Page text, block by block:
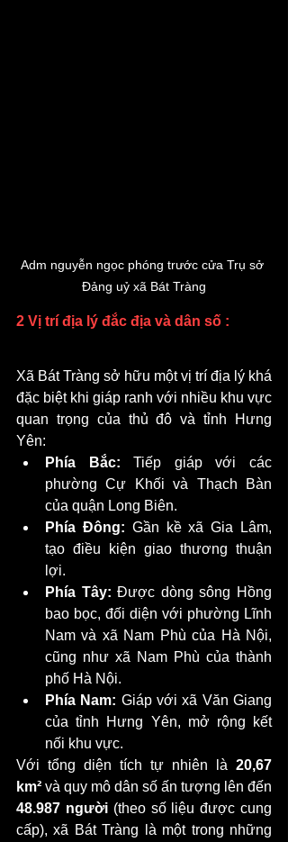
Adm nguyễn ngọc phóng trước cửa Trụ sở
Đảng uỷ xã Bát Tràng
2 Vị trí địa lý đắc địa và dân số :
Xã Bát Tràng sở hữu một vị trí địa lý khá
đặc biệt khi giáp ranh với nhiều khu vực
quan trọng của thủ đô và tỉnh Hưng
Yên:
Phía Bắc: Tiếp giáp với các
phường Cự Khối và Thạch Bàn
của quận Long Biên.
Phía Đông: Gần kề xã Gia Lâm,
tạo điều kiện giao thương thuận
lợi.
Phía Tây: Được dòng sông Hồng
bao bọc, đối diện với phường Lĩnh
Nam và xã Nam Phù của Hà Nội,
cũng như xã Nam Phù của thành
phố Hà Nội.
Phía Nam: Giáp với xã Văn Giang
của tỉnh Hưng Yên, mở rộng kết
nối khu vực.
Với tổng diện tích tự nhiên là 20,67
km²
48.987 người (theo số liệu được cung
cấp), xã Bát Tràng là một trong những